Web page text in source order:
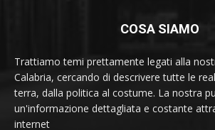
COSA SIAMO
Trattiamo temi prettamente legati alla
Calabria, cercando di descrivere tutte le
terra, dalla politica al costume. La nostra
un'informazione dettagliata e costante
internet